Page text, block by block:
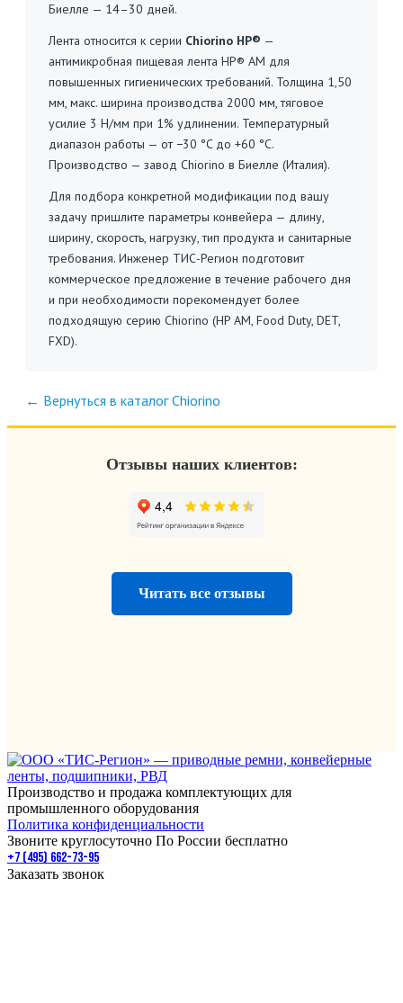
Биелле — 14–30 дней.
Лента относится к серии Chiorino HP® —
антимикробная пищевая лента HP® AM для
повышенных гигиенических требований. Толщина 1,50
мм, макс. ширина производства 2000 мм, тяговое
усилие 3 Н/мм при 1% удлинении. Температурный
диапазон работы — от −30 °C до +60 °C.
Производство — завод Chiorino в Биелле (Италия).
Для подбора конкретной модификации под вашу
задачу пришлите параметры конвейера — длину,
ширину, скорость, нагрузку, тип продукта и санитарные
требования. Инженер ТИС-Регион подготовит
коммерческое предложение в течение рабочего дня
и при необходимости порекомендует более
подходящую серию Chiorino (HP AM, Food Duty, DET,
FXD).
← Вернуться в каталог Chiorino
Отзывы наших клиентов:
Читать все отзывы
Производство и продажа комплектующих для
промышленного оборудования
Политика конфиденциальности
Звоните круглосуточно По России бесплатно
+7 (495) 662-73-95
Заказать звонок